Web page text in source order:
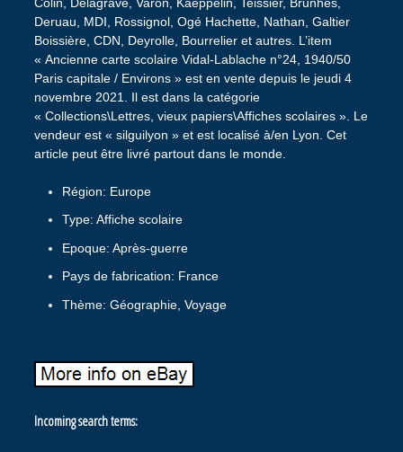
Deruau, MDI, Rossignol, Ogé Hachette, Nathan, Galtier
Boissière, CDN, Deyrolle, Bourrelier et autres. L’item
« Ancienne carte scolaire Vidal-Lablache n°24, 1940/50
Paris capitale / Environs » est en vente depuis le jeudi 4
novembre 2021. Il est dans la catégorie
« Collections\Lettres, vieux papiers\Affiches scolaires ». Le
vendeur est « silguilyon » et est localisé à/en Lyon. Cet
article peut être livré partout dans le monde.
Région: Europe
Type: Affiche scolaire
Epoque: Après-guerre
Pays de fabrication: France
Thème: Géographie, Voyage
Incoming search terms: